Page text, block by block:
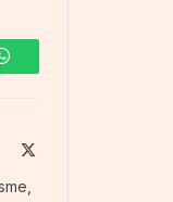
WhatsApp
Facebook